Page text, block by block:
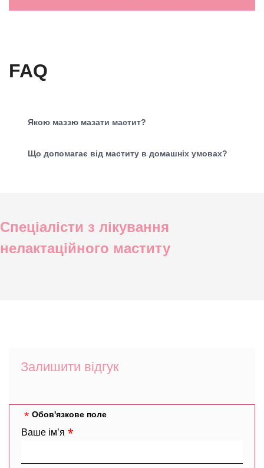
FAQ
Якою маззю мазати мастит?
Що допомагає від маститу в домашніх умовах?
Спеціалісти з лікування
нелактаційного маститу
Залишити відгук
Обов'язкове поле
Ваше ім’я